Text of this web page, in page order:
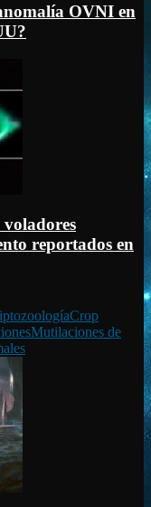
OVNI en
reportados en
Crop
Mutilaciones de